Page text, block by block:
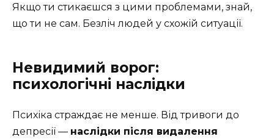
Якщо ти стикаєшся з цими проблемами, знай,
що ти не сам. Безліч людей у схожій ситуації.
Невидимий ворог:
психологічні наслідки
Психіка страждає не менше. Від тривоги до
депресії — наслідки після видалення